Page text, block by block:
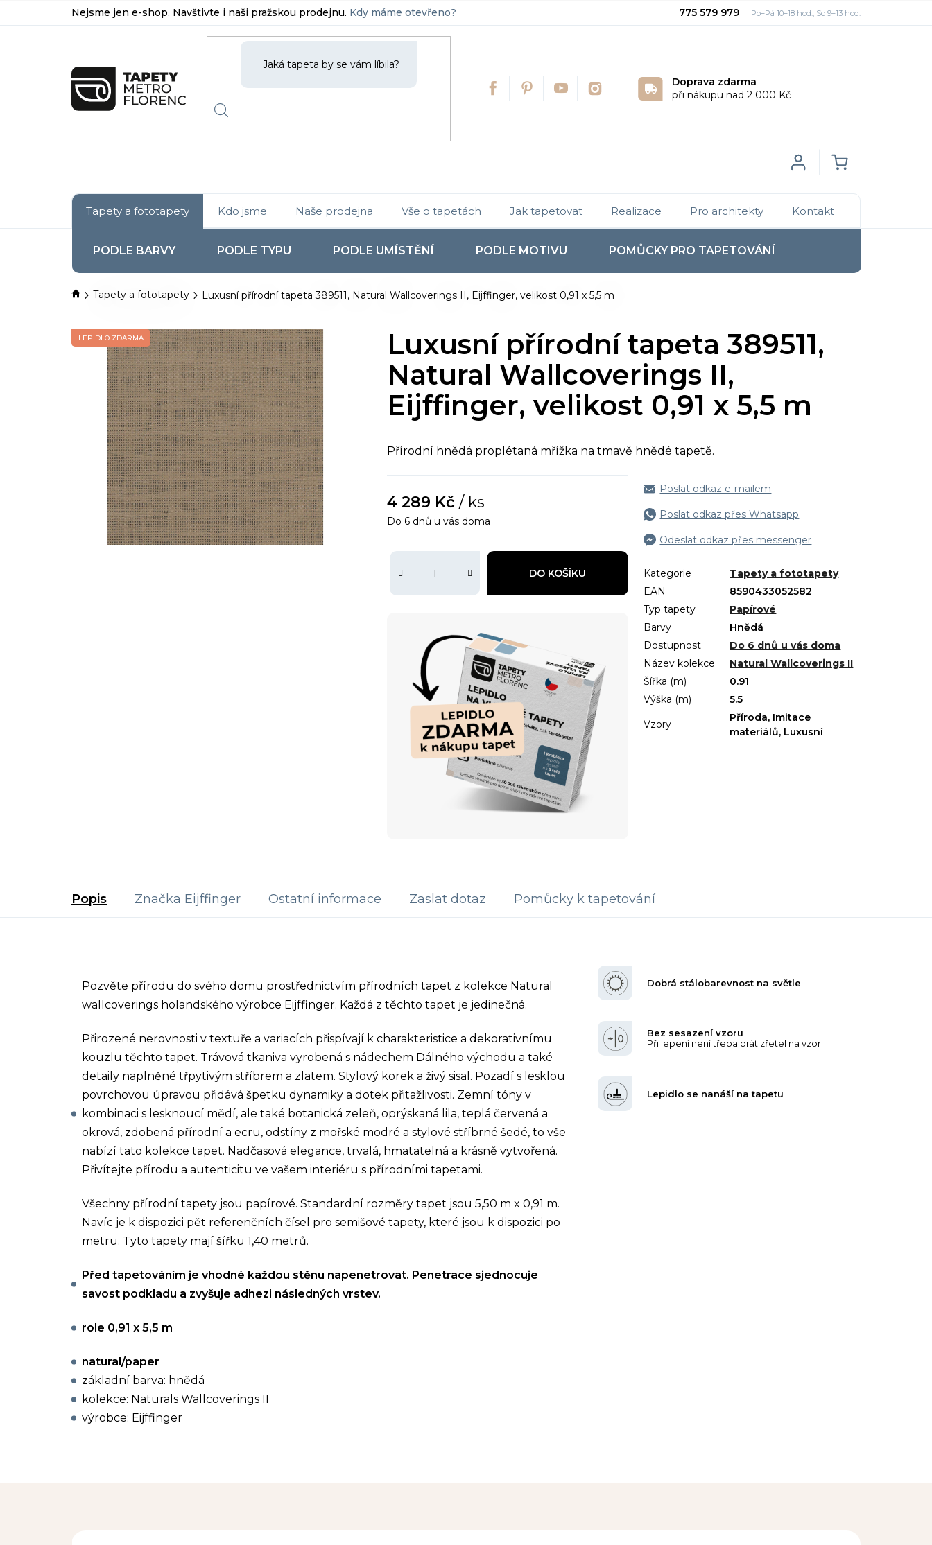
na
Nejsme jen e-shop. Navštivte i naši pražskou prodejnu. Kdy máme otevřeno? 775 579 979
Doprava zdarma
při nákupu nad 2 000 Kč
Login
Tapety a fototapety
PODLE BARVY PODLE TYPU PODLE UMÍSTĚNÍ PODLE MOTIVU POMŮCKY PRO TAPETOVÁNÍ
Kdo jsme Naše prodejna Vše o tapetách Jak tapetovat Realizace Pro architekty Kontakt
DomůTapety a fototapety Luxusní přírodní tapeta 389511, Natural Wallcoverings II, Eijffinger, velikost 0,91 x 5,5 m
Luxusní přírodní tapeta 389511,
Natural Wallcoverings II,
Eijffinger, velikost 0,91 x 5,5 m
Přírodní hnědá proplétaná mřížka na tmavě hnědé tapetě.
4 289 Kč/ ks
DO KOŠÍKU
Do 6 dnů u vás doma
Poslat odkaz e-mailem
Poslat odkaz přes Whatsapp
Odeslat odkaz přes messenger
Kategorie
Tapety a fototapety
EAN
8590433052582
Typ tapety
Papírové
Barvy
Hnědá
Dostupnost
Do 6 dnů u vás doma
Název kolekce
Natural Wallcoverings II
Šířka (m)
0.91
Výška (m)
5.5
Vzory
Příroda, Imitace
materiálů, Luxusní
LEPIDLO ZDARMA
Popis Značka Eijffinger Ostatní informace Zaslat dotaz Pomůcky k tapetování
Pozvěte přírodu do svého domu prostřednictvím přírodních tapet z kolekce Natural
wallcoverings holandského výrobce Eijffinger. Každá z těchto tapet je jedinečná.
Přirozené nerovnosti v textuře a variacích přispívají k charakteristice a dekorativnímu
kouzlu těchto tapet. Trávová tkaniva vyrobená s nádechem Dálného východu a také
detaily naplněné třpytivým stříbrem a zlatem. Stylový korek a živý sisal. Pozadí s lesklou
povrchovou úpravou přidává špetku dynamiky a dotek přitažlivosti. Zemní tóny v
kombinaci s lesknoucí mědí, ale také botanická zeleň, oprýskaná lila, teplá červená a
okrová, zdobená přírodní a ecru, odstíny z mořské modré a stylové stříbrné šedé, to vše
nabízí tato kolekce tapet. Nadčasová elegance, trvalá, hmatatelná a krásně vytvořená.
Přivítejte přírodu a autenticitu ve vašem interiéru s přírodními tapetami.
Všechny přírodní tapety jsou papírové. Standardní rozměry tapet jsou 5,50 m x 0,91 m.
Navíc je k dispozici pět referenčních čísel pro semišové tapety, které jsou k dispozici po
metru. Tyto tapety mají šířku 1,40 metrů.
Před tapetováním je vhodné každou stěnu napenetrovat. Penetrace sjednocuje
savost podkladu a zvyšuje adhezi následných vrstev.
role 0,91 x 5,5 m
natural/paper
základní barva: hnědá
kolekce: Naturals Wallcoverings II
výrobce: Eijffinger
Dobrá stálobarevnost na světle
Bez sesazení vzoru
Při lepení není třeba brát zřetel na vzor
Lepidlo se nanáší na tapetu